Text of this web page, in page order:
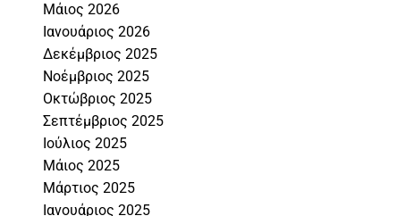
Μάιος 2026
Ιανουάριος 2026
Δεκέμβριος 2025
Νοέμβριος 2025
Οκτώβριος 2025
Σεπτέμβριος 2025
Ιούλιος 2025
Μάιος 2025
Μάρτιος 2025
Ιανουάριος 2025